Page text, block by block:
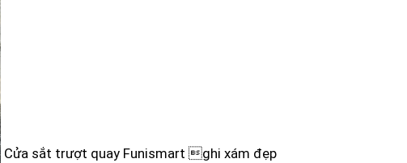
Cửa sắt trượt quay Funismart ghi xám đẹp